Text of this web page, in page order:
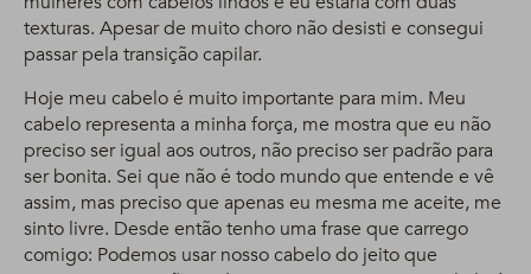
texturas. Apesar de muito choro não desisti e consegui
passar pela transição capilar.
Hoje meu cabelo é muito importante para mim. Meu
cabelo representa a minha força, me mostra que eu não
preciso ser igual aos outros, não preciso ser padrão para
ser bonita. Sei que não é todo mundo que entende e vê
assim, mas preciso que apenas eu mesma me aceite, me
sinto livre. Desde então tenho uma frase que carrego
comigo: Podemos usar nosso cabelo do jeito que